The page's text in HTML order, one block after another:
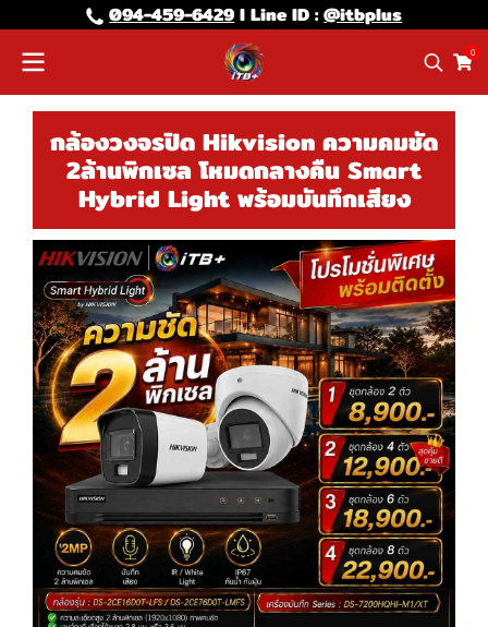
094-459-6429l Line lD :@itbplus
0
กล้องวงจรปิด Hikvision ความคมชัด
2ล้านพิกเซล โหมดกลางคืน Smart
Hybrid Light พร้อมบันทึกเสียง